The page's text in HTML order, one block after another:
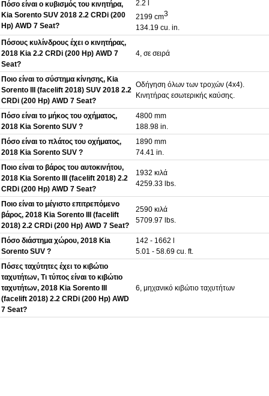
Πόσο είναι ο κυβισμός του κινητήρα,
Kia Sorento SUV 2018 2.2 CRDi (200
Hp) AWD 7 Seat?
2.2 l
2199 cm3
134.19 cu. in.
Πόσους κυλίνδρους έχει ο κινητήρας,
2018 Kia 2.2 CRDi (200 Hp) AWD 7
Seat?
4, σε σειρά
Ποιο είναι το σύστημα κίνησης, Kia
Sorento III (facelift 2018) SUV 2018 2.2
CRDi (200 Hp) AWD 7 Seat?
Οδήγηση όλων των τροχών (4x4).
Κινητήρας εσωτερικής καύσης.
Πόσο είναι το μήκος του οχήματος,
2018 Kia Sorento SUV ?
4800 mm
188.98 in.
Πόσο είναι το πλάτος του οχήματος,
2018 Kia Sorento SUV ?
1890 mm
74.41 in.
Ποιο είναι το βάρος του αυτοκινήτου,
2018 Kia Sorento III (facelift 2018) 2.2
CRDi (200 Hp) AWD 7 Seat?
1932 κιλά
4259.33 lbs.
Ποιο είναι το μέγιστο επιτρεπόμενο
βάρος, 2018 Kia Sorento III (facelift
2018) 2.2 CRDi (200 Hp) AWD 7 Seat?
2590 κιλά
5709.97 lbs.
Πόσο διάστημα χώρου, 2018 Kia
Sorento SUV ?
142 - 1662 l
5.01 - 58.69 cu. ft.
Πόσες ταχύτητες έχει το κιβώτιο
ταχυτήτων, Τι τύπος είναι το κιβώτιο
ταχυτήτων, 2018 Kia Sorento III
(facelift 2018) 2.2 CRDi (200 Hp) AWD
7 Seat?
6, μηχανικό κιβώτιο ταχυτήτων